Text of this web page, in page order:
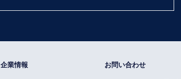
企業情報 お問い合わせ